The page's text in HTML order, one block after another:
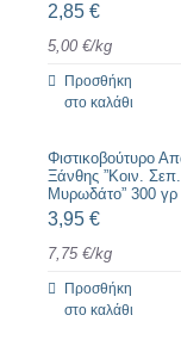
2,85 €
5,00 €/kg
Προσθήκη
στο καλάθι
Φιστικοβούτυρο
Ξάνθης ”Κοιν. Σεπ.
Μυρωδάτο” 300 γρ
3,95 €
7,75 €/kg
Προσθήκη
στο καλάθι